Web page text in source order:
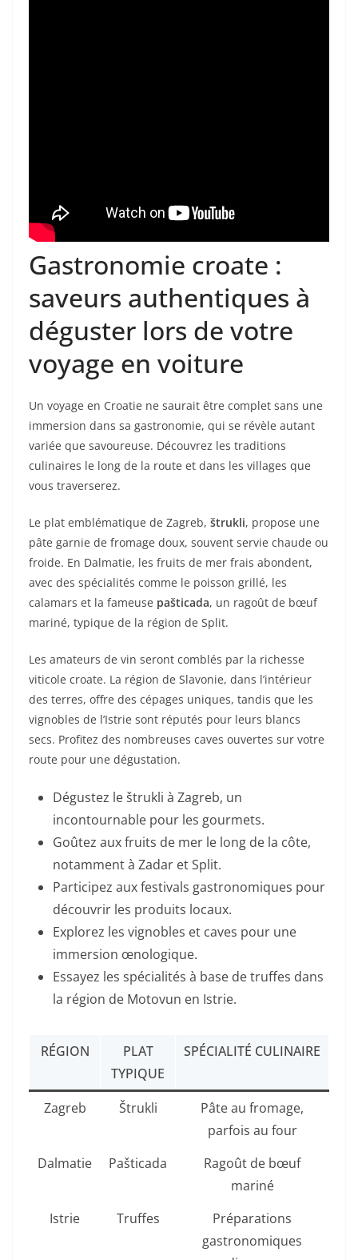
Gastronomie croate :
saveurs authentiques à
déguster lors de votre
voyage en voiture
Un voyage en Croatie ne saurait être complet sans une
immersion dans sa gastronomie, qui se révèle autant
variée que savoureuse. Découvrez les traditions
culinaires le long de la route et dans les villages que
vous traverserez.
Le plat emblématique de Zagreb, štrukli, propose une
pâte garnie de fromage doux, souvent servie chaude ou
froide. En Dalmatie, les fruits de mer frais abondent,
avec des spécialités comme le poisson grillé, les
calamars et la fameuse pašticada, un ragoût de bœuf
mariné, typique de la région de Split.
Les amateurs de vin seront comblés par la richesse
viticole croate. La région de Slavonie, dans l’intérieur
des terres, offre des cépages uniques, tandis que les
vignobles de l’Istrie sont réputés pour leurs blancs
secs. Profitez des nombreuses caves ouvertes sur votre
route pour une dégustation.
Dégustez le štrukli à Zagreb, un
incontournable pour les gourmets.
Goûtez aux fruits de mer le long de la côte,
notamment à Zadar et Split.
Participez aux festivals gastronomiques pour
découvrir les produits locaux.
Explorez les vignobles et caves pour une
immersion œnologique.
Essayez les spécialités à base de truffes dans
la région de Motovun en Istrie.
RÉGION
PLAT
TYPIQUE
SPÉCIALITÉ CULINAIRE
Zagreb Štrukli
Pâte au fromage,
parfois au four
Dalmatie
Pašticada
Ragoût de bœuf
mariné
Istrie
Truffes
Préparations
gastronomiques